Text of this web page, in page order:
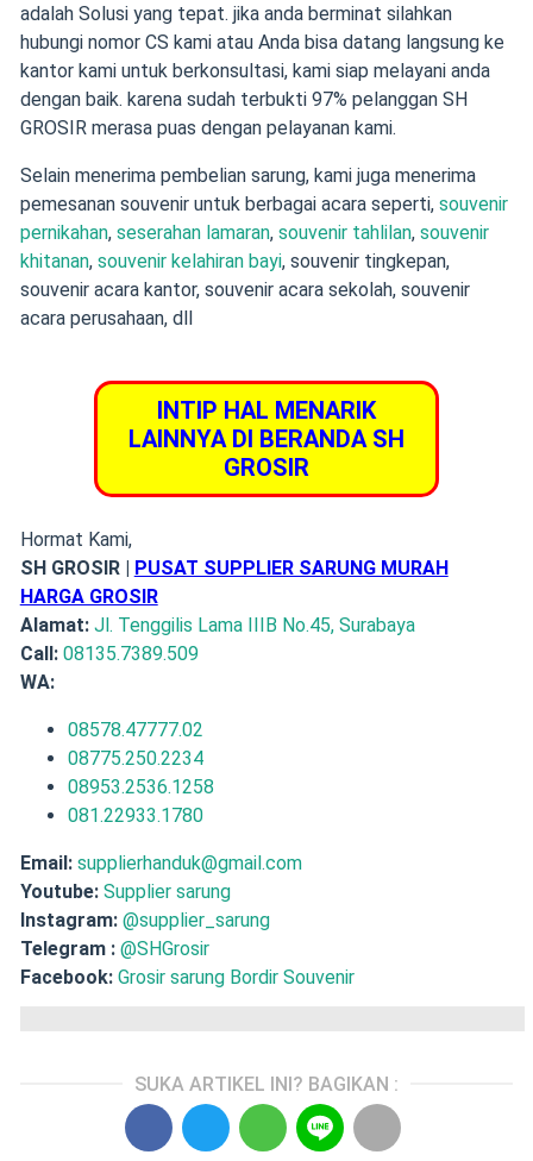
adalah Solusi yang tepat. jika anda berminat silahkan
hubungi nomor CS kami atau Anda bisa datang langsung ke
kantor kami untuk berkonsultasi, kami siap melayani anda
dengan baik. karena sudah terbukti 97% pelanggan SH
GROSIR merasa puas dengan pelayanan kami.
Selain menerima pembelian sarung, kami juga menerima
pemesanan souvenir untuk berbagai acara seperti, souvenir
pernikahan, seserahan lamaran, souvenir tahlilan, souvenir
khitanan, souvenir kelahiran bayi, souvenir tingkepan,
souvenir acara kantor, souvenir acara sekolah, souvenir
acara perusahaan, dll
INTIP HAL MENARIK
LAINNYA DI BERANDA SH
GROSIR
Hormat Kami,
SH GROSIR | PUSAT SUPPLIER SARUNG MURAH
HARGA GROSIR
Alamat: Jl. Tenggilis Lama IIIB No.45, Surabaya
Call: 08135.7389.509
WA:
08578.47777.02
08775.250.2234
08953.2536.1258
081.22933.1780
Email: supplierhanduk@gmail.com
Youtube: Supplier sarung
Instagram: @supplier_sarung
Telegram : @SHGrosir
Facebook: Grosir sarung Bordir Souvenir
SUKA ARTIKEL INI? BAGIKAN :